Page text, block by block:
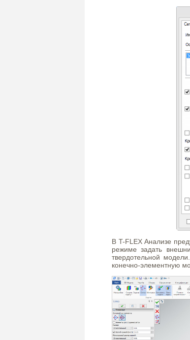
В T-FLEX Анализе
режиме задать
твердотельной
конечно-элементную